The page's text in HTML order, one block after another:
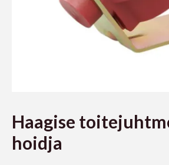
Haagise
hoidja